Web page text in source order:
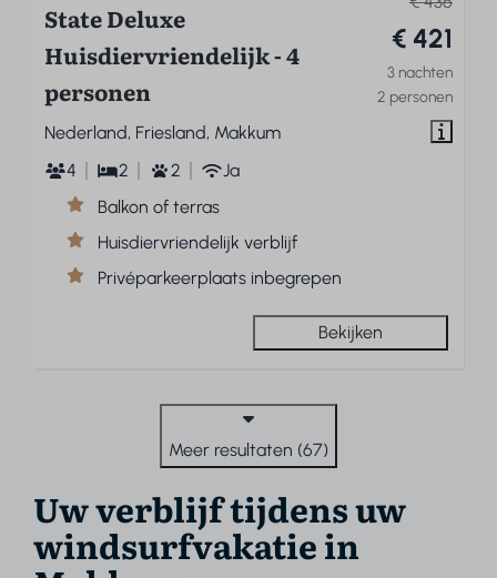
€ 421
3 nachten
2 personen
State Deluxe
Huisdiervriendelijk - 4
personen
Nederland, Friesland, Makkum
4
2 2
Ja
Balkon of terras
Huisdiervriendelijk verblijf
Privéparkeerplaats inbegrepen
Bekijken
Meer resultaten (67)
Uw verblijf tijdens uw
windsurfvakatie in